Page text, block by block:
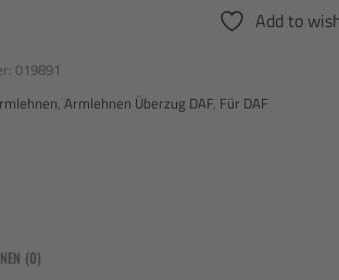
Add to
019891
, Armlehnen Überzug DAF, Für DAF
(0)